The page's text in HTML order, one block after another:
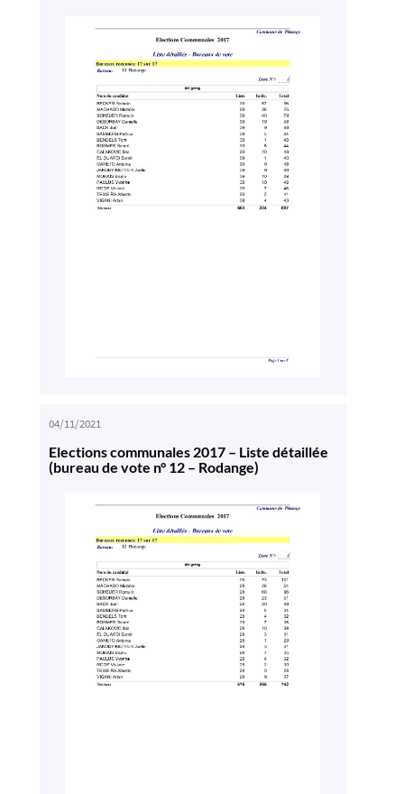
04/11/2021
Elections communales 2017 – Liste détaillée
(bureau de vote n° 12 – Rodange)